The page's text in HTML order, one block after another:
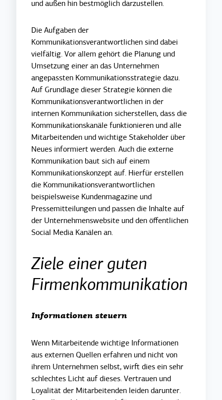
und außen hin bestmöglich darzustellen.
Die Aufgaben der
Kommunikationsverantwortlichen sind dabei
vielfältig. Vor allem gehört die Planung und
Umsetzung einer an das Unternehmen
angepassten Kommunikationsstrategie dazu.
Auf Grundlage dieser Strategie können die
Kommunikationsverantwortlichen in der
internen Kommunikation sicherstellen, dass die
Kommunikationskanäle funktionieren und alle
Mitarbeitenden und wichtige Stakeholder über
Neues informiert werden. Auch die externe
Kommunikation baut sich auf einem
Kommunikationskonzept auf. Hierfür erstellen
die Kommunikationsverantwortlichen
beispielsweise Kundenmagazine und
Pressemitteilungen und passen die Inhalte auf
der Unternehmenswebsite und den öffentlichen
Social Media Kanälen an.
Ziele einer guten
Firmenkommunikation
Informationen steuern
Wenn Mitarbeitende wichtige Informationen
aus externen Quellen erfahren und nicht von
ihrem Unternehmen selbst, wirft dies ein sehr
schlechtes Licht auf dieses. Vertrauen und
Loyalität der Mitarbeitenden leiden darunter.